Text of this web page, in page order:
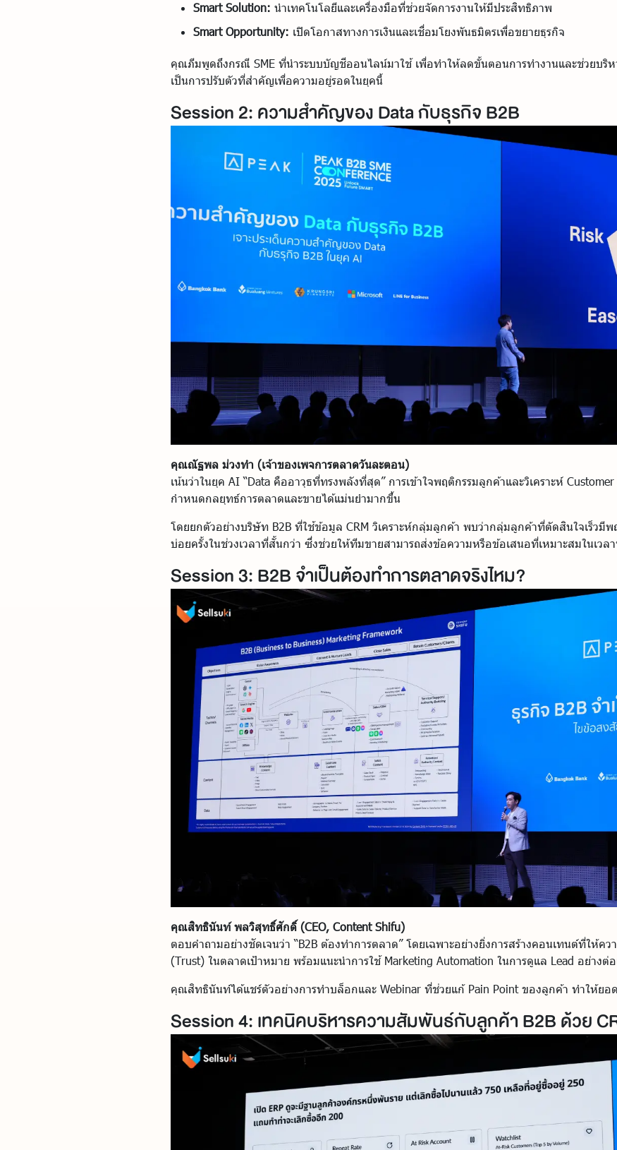
Smart Solution: นำเทคโนโลยีและเครื่องมือที่ช่วยจัดการงานให้มีประสิทธิภาพ
Smart Opportunity: เปิดโอกาสทางการเงินและเชื่อมโยงพันธมิตรเพื่อขยายธุรกิจ
คุณภีมพูดถึงกรณี SME ที่นำระบบบัญชีออนไลน์มาใช้ เพื่อทำให้ลดขั้นตอนการทำงานและช่วยบริ
เป็นการปรับตัวที่สำคัญเพื่อความอยู่รอดในยุคนี้
Session 2: ความสำคัญของ Data กับธุรกิจ B2B
คุณณัฐพล ม่วงทำ (เจ้าของเพจการตลาดวันละตอน)
เน้นว่าในยุค AI “Data คืออาวุธที่ทรงพลังที่สุด” การเข้าใจพฤติกรรมลูกค้าและวิเคราะห์
กำหนดกลยุทธ์การตลาดและขายได้แม่นยำมากขึ้น
โดยยกตัวอย่างบริษัท B2B ที่ใช้ข้อมูล CRM วิเคราะห์กลุ่มลูกค้า พบว่ากลุ่มลูกค้าที่ตัดสินใจเร็วมีพ
บ่อยครั้งในช่วงเวลาที่สั้นกว่า ซึ่งช่วยให้ทีมขายสามารถส่งข้อความหรือข้อเสนอที่เหมาะสมในเวล
Session 3: B2B จำเป็นต้องทำการตลาดจริงไหม?
คุณสิทธินันท์ พลวิสุทธิ์ศักดิ์ (CEO, Content Shifu)
ตอบคำถามอย่างชัดเจนว่า “B2B ต้องทำการตลาด” โดยเฉพาะอย่างยิ่งการสร้างคอนเทนต์ที่ให้คว
(Trust) ในตลาดเป้าหมาย พร้อมแนะนำการใช้ Marketing Automation ในการดูแล Lead อย่างต่
คุณสิทธินันท์ได้แชร์ตัวอย่างการทำบล็อกและ Webinar ที่ช่วยแก้ Pain Point ของลูกค้า ทำให้ยอ
Session 4: เทคนิคบริหารความสัมพันธ์กับลูกค้า B2B ด้วย